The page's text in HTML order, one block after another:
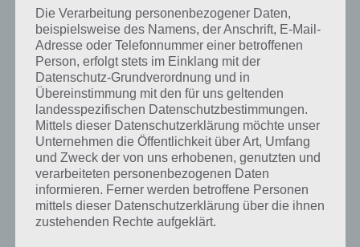
Kurze Begriffserklärung zur Lösung
Fabrik
Die Verarbeitung personenbezogener Daten,
beispielsweise des Namens, der Anschrift, E-Mail-
Adresse oder Telefonnummer einer betroffenen
Person, erfolgt stets im Einklang mit der
Datenschutz-Grundverordnung und in
Übereinstimmung mit den für uns geltenden
landesspezifischen Datenschutzbestimmungen.
Mittels dieser Datenschutzerklärung möchte unser
Unternehmen die Öffentlichkeit über Art, Umfang
und Zweck der von uns erhobenen, genutzten und
verarbeiteten personenbezogenen Daten
informieren. Ferner werden betroffene Personen
mittels dieser Datenschutzerklärung über die ihnen
zustehenden Rechte aufgeklärt.